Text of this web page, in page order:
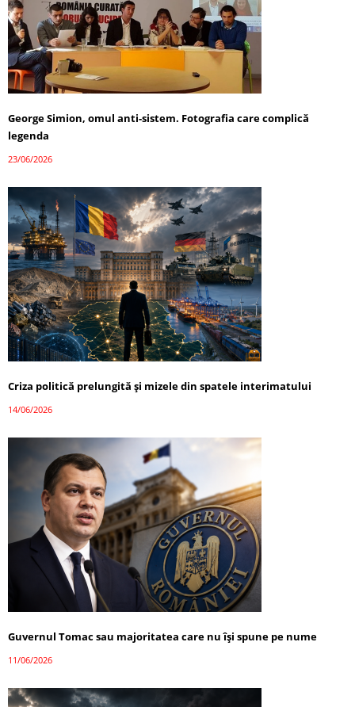
George Simion, omul anti-sistem. Fotografia care complică
legenda
23/06/2026
Criza politică prelungită și mizele din spatele interimatului
14/06/2026
Guvernul Tomac sau majoritatea care nu își spune pe nume
11/06/2026